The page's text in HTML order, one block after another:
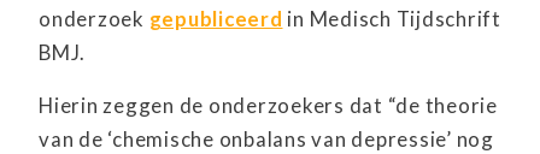
onderzoek gepubliceerd in Medisch Tijdschrift
BMJ.
Hierin zeggen de onderzoekers dat “de theorie
van de ‘chemische onbalans van depressie’ nog